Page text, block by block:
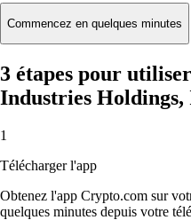
Commencez en quelques minutes
3 étapes pour
Industries Holdings,
1
Télécharger l'app
Obtenez l'app Crypto.com sur
quelques minutes depuis votre